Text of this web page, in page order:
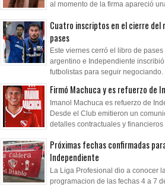
al momento de la firma apareció
Cuatro inscriptos en el cierre del
pases
Este viernes cerró el libro de pases
argentino e Independiente
futbolistas para seguir negociando.
Firmó Machuca y es refuerzo de
Imanol Machuca es refuerzo de
Desde el Club emitieron un
detalles contractuales y financieros
Próximas fechas confirmadas
Independiente
La Liga Profesional dio a conocer la
programacion de las fechas 4 a 7